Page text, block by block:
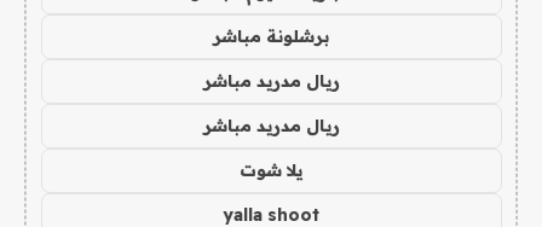
برشلونة مباشر
ريال مدريد مباشر
ريال مدريد مباشر
يلا شوت
yalla shoot